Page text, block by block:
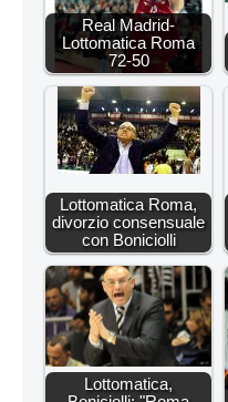
Real Madrid-
Lottomatica Roma
72-50
Lottomatica Roma,
divorzio consensuale
con Boniciolli
Lottomatica,